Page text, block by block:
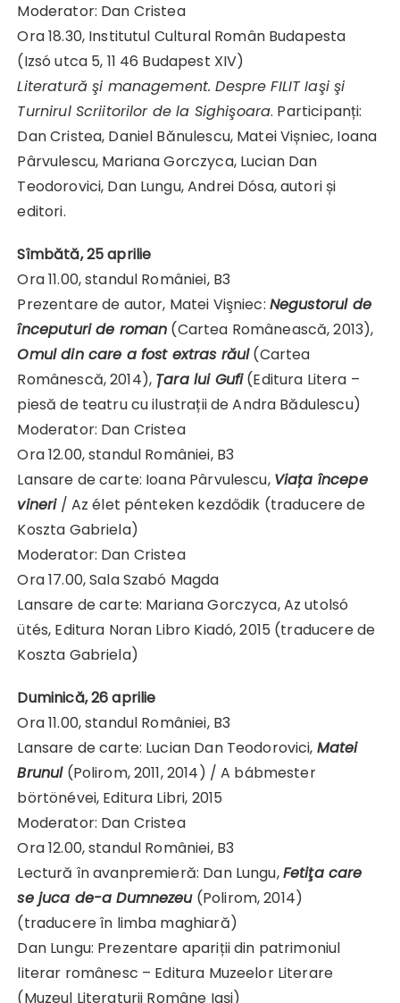
Moderator: Dan Cristea
Ora 18.30, Institutul Cultural Român Budapesta
(Izsó utca 5, 11 46 Budapest XIV)
Literatură şi management. Despre FILIT Iaşi şi
Turnirul Scriitorilor de la Sighişoara. Participanți:
Dan Cristea, Daniel Bănulescu, Matei Vișniec, Ioana
Pârvulescu, Mariana Gorczyca, Lucian Dan
Teodorovici, Dan Lungu, Andrei Dósa, autori și
editori.
Sîmbătă, 25 aprilie
Ora 11.00, standul României, B3
Prezentare de autor, Matei Vişniec: Negustorul de
începuturi de roman (Cartea Românească, 2013),
Omul din care a fost extras răul(Cartea
Românescă, 2014), Țara lui Gufi(Editura Litera –
piesă de teatru cu ilustrații de Andra Bădulescu)
Moderator: Dan Cristea
Ora 12.00, standul României, B3
Lansare de carte: Ioana Pârvulescu, Viața începe
vineri/ Az élet pénteken kezdődik (traducere de
Koszta Gabriela)
Moderator: Dan Cristea
Ora 17.00, Sala Szabó Magda
Lansare de carte: Mariana Gorczyca, Az utolsó
ütés, Editura Noran Libro Kiadó, 2015 (traducere de
Koszta Gabriela)
Duminică, 26 aprilie
Ora 11.00, standul României, B3
Lansare de carte: Lucian Dan Teodorovici, Matei
Brunul(Polirom, 2011, 2014) / A bábmester
börtönévei, Editura Libri, 2015
Moderator: Dan Cristea
Ora 12.00, standul României, B3
Lectură în avanpremieră: Dan Lungu,Fetiţa care
se juca de-a Dumnezeu(Polirom, 2014)
(traducere în limba maghiară)
Dan Lungu: Prezentare apariții din patrimoniul
literar românesc – Editura Muzeelor Literare
(Muzeul Literaturii Române Iași)